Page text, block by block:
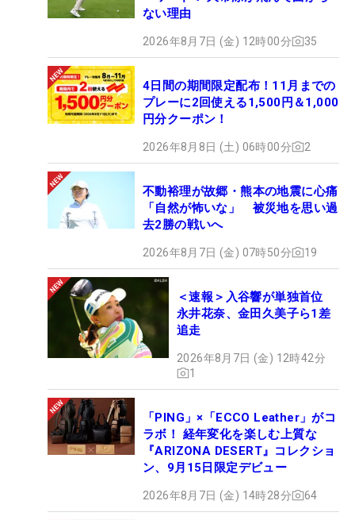
ない理由
2026年8月7日 (金) 12時00分 35
4日間の期間限定配布！11月までの
プレーに2回使える1,500円＆1,000
円分クーポン！
2026年8月8日 (土) 06時00分 2
不動裕理が故郷・熊本の地震に心痛
「自然が怖いな」 被災地を思い過
去2勝の戦いへ
2026年8月7日 (金) 07時50分 19
＜速報＞入谷響が単独首位
永井花奈、金田久美子ら1差
追走
2026年8月7日 (金) 12時42分
1
「PING」×「ECCO Leather」がコ
ラボ！ 経年変化を楽しむ上質な
『ARIZONA DESERT』コレクショ
ン、9月15日限定デビュー
2026年8月7日 (金) 14時28分 64